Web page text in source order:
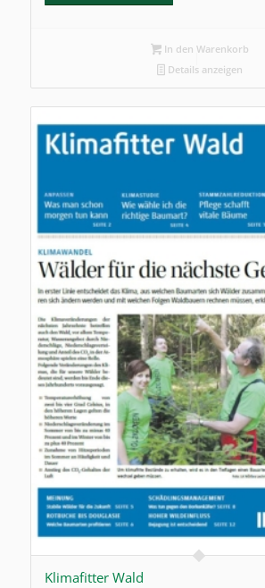
In den Warenkorb
Details anzeigen
Klimafitter Wald